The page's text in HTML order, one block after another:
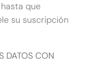
que
su suscripción
DATOS CON